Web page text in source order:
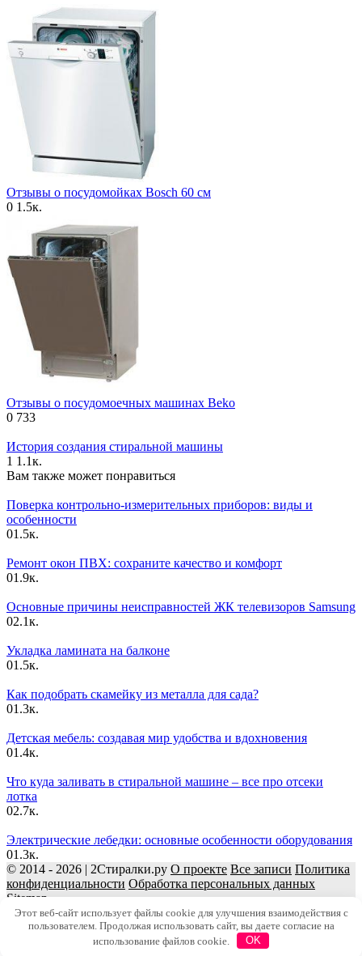
Отзывы о посудомойках Bosch 60 см
0 1.5к.
Отзывы о посудомоечных машинах Beko
0 733
История создания стиральной машины
1 1.1к.
Вам также может понравиться
Поверка контрольно-измерительных приборов: виды и
особенности
01.5к.
Ремонт окон ПВХ: сохраните качество и комфорт
01.9к.
Основные причины неисправностей ЖК телевизоров Samsung
02.1к.
Укладка ламината на балконе
01.5к.
Как подобрать скамейку из металла для сада?
01.3к.
Детская мебель: создавая мир удобства и вдохновения
01.4к.
Что куда заливать в стиральной машине – все про отсеки
лотка
02.7к.
Электрические лебедки: основные особенности оборудования
01.3к.
© 2014 - 2026 | 2Стиралки.ру О проекте Все записи Политика
конфиденциальности Обработка персональных данных
Sitemap
Использование материалов разрешено только при наличии
индексируемой ссылки на страницу с материалом.
Этот веб-сайт использует файлы cookie для улучшения взаимодействия с
пользователем. Продолжая использовать сайт, вы даете согласие на
использование файлов cookie.
OK